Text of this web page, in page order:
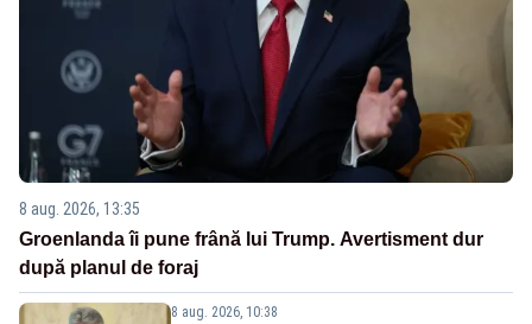
8 aug. 2026, 13:35
Groenlanda îi pune frână lui Trump. Avertisment dur
după planul de foraj
8 aug. 2026, 10:38